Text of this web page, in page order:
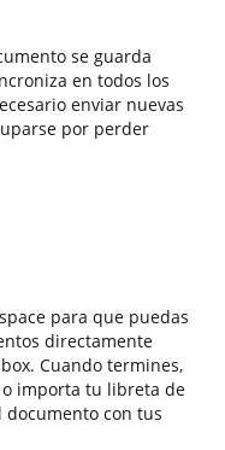
se guarda
en todos los
enviar nuevas
por perder
para que puedas
directamente
Cuando termines,
o importa tu libreta de
documento con tus